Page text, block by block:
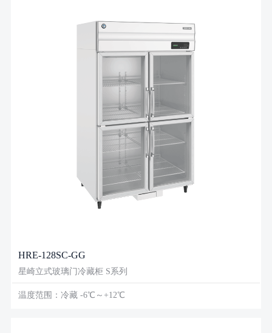
HRE-128SC-GG
星崎立式玻璃门冷藏柜 S系列
温度范围：冷藏 -6℃～+12℃